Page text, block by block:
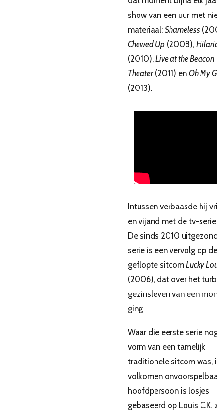
show van een uur met
materiaal: Shameless
Chewed Up (2008),
(2010), Live at the Beacon
Theater(2011) en Oh My
(2013).
Intussen verbaasde hij
en vijand met de tv-
De sinds 2010
serie is een vervolg op de
geflopte sitcom Lucky
(2006), dat over het
gezinsleven van een
ging.
Waar die eerste serie
vorm van een tamelijk
traditionele sitcom was,
volkomen
hoofdpersoon is losjes
gebaseerd op Louis C.K.